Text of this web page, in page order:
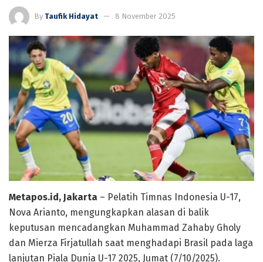
By Taufik Hidayat 8 November 2025
Metapos.id, Jakarta – Pelatih Timnas Indonesia U-17,
Nova Arianto, mengungkapkan alasan di balik
keputusan mencadangkan Muhammad Zahaby Gholy
dan Mierza Firjatullah saat menghadapi Brasil pada laga
lanjutan Piala Dunia U-17 2025, Jumat (7/10/2025).